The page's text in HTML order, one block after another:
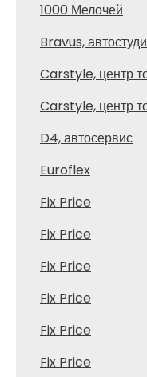
1000 Мелочей
Bravus,
Carstyle, центр
Carstyle, центр
D4, автосервис
Euroflex
Fix Price
Fix Price
Fix Price
Fix Price
Fix Price
Fix Price